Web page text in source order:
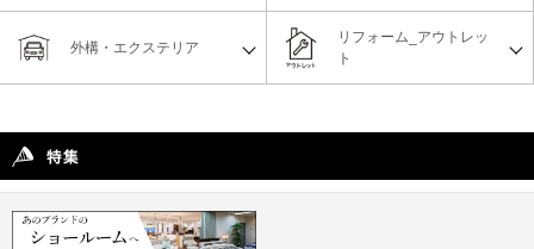
リフォーム_アウトレッ
ト
外構・エクステリア